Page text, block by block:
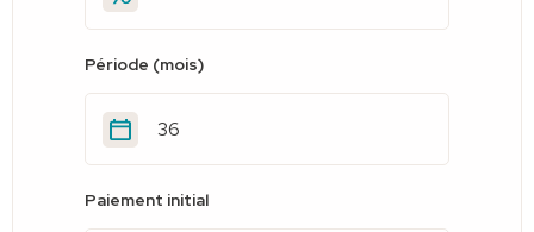
Période (mois)
Paiement initial